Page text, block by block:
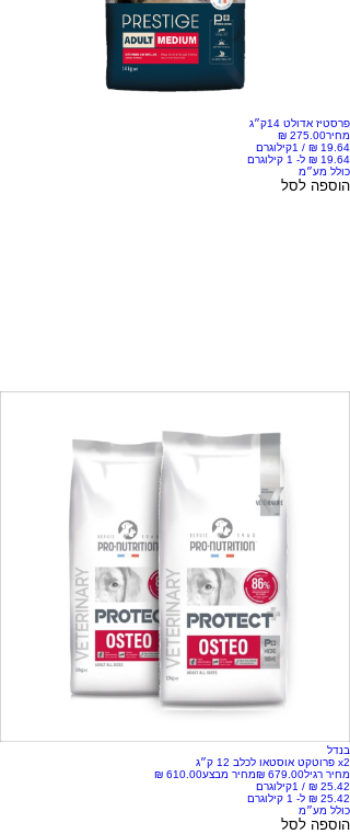
פרסטיז אדולט 14ק״ג
מחיר
/ 1קילוגרם
כולל מע״מ
הוספה לסל
בנדל
x2 פרוטקט אוסטאו לכלב 12 ק״ג
מחיר רגיל
מחיר מבצע
/ 1קילוגרם
כולל מע״מ
הוספה לסל